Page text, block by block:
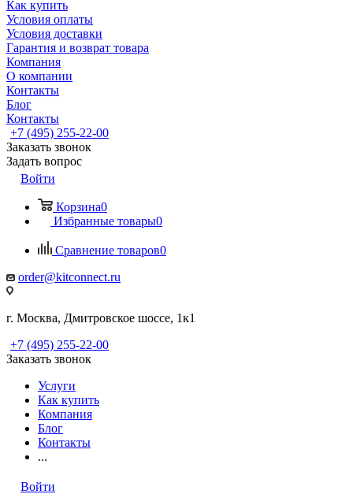
Как купить
Условия оплаты
Условия доставки
Гарантия и возврат товара
Компания
О компании
Контакты
Блог
Контакты
+7 (495) 255-22-00
Заказать звонок
Задать вопрос
Войти
Корзина0
Избранные товары0
Сравнение товаров0
order@kitconnect.ru
г. Москва, Дмитровское шоссе, 1к1
+7 (495) 255-22-00
Заказать звонок
Услуги
Как купить
Компания
Блог
Контакты
...
Войти